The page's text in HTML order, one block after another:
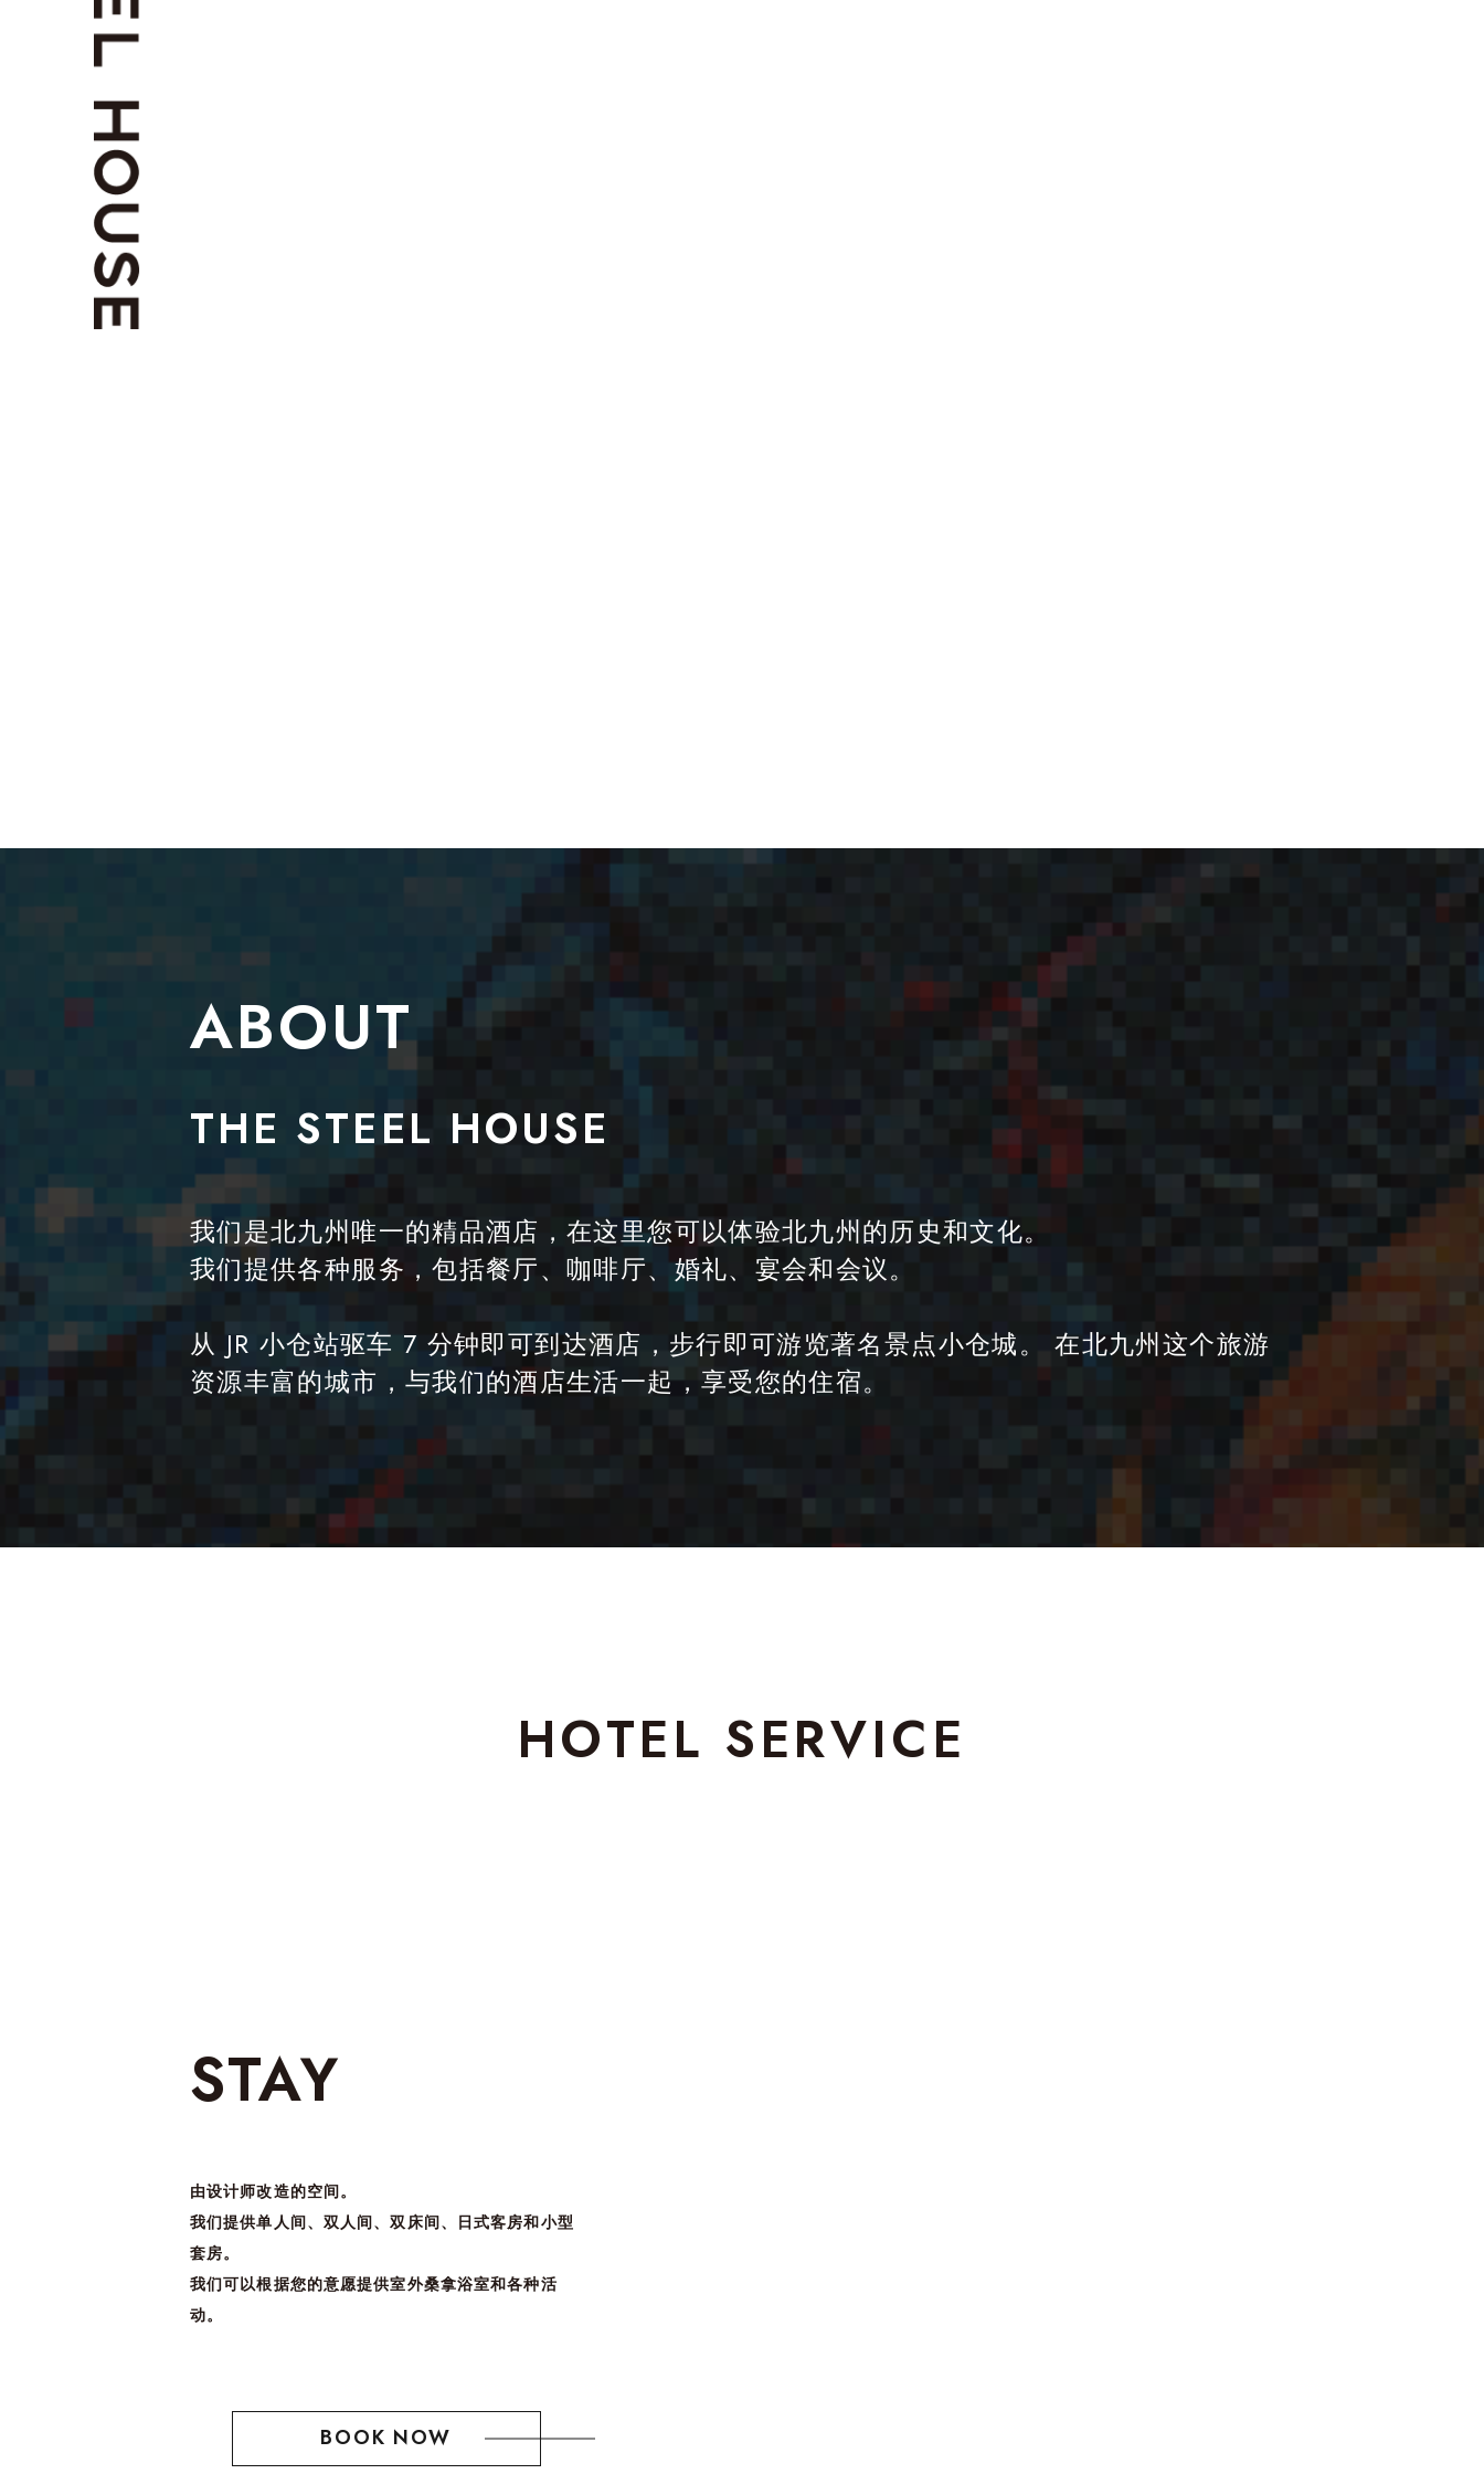
ABOUT
THE STEEL HOUSE
我们是北九州唯一的精品酒店，在这里您可以体验北九州的历史和文化。
我们提供各种服务，包括餐厅、咖啡厅、婚礼、宴会和会议。
从 JR 小仓站驱车 7 分钟即可到达酒店，步行即可游览著名景点小仓城。 在北九州这个旅游
资源丰富的城市，与我们的酒店生活一起，享受您的住宿。
HOTEL SERVICE
STAY
由设计师改造的空间。
我们提供单人间、双人间、双床间、日式客房和小型
套房。
我们可以根据您的意愿提供室外桑拿浴室和各种活
动。
BOOK NOW